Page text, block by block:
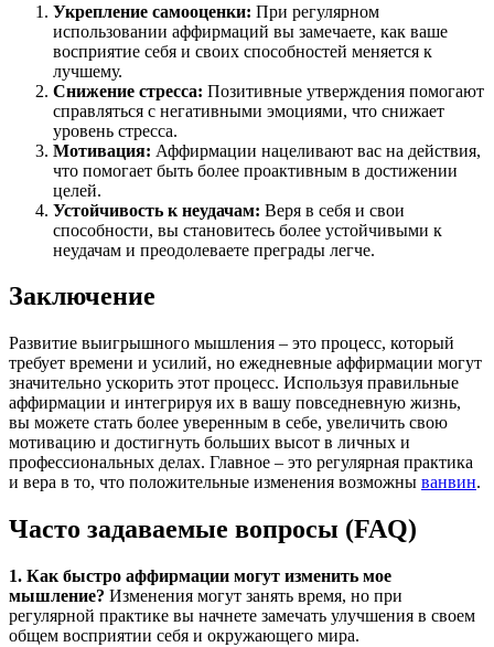
Укрепление самооценки: При регулярном
использовании аффирмаций вы замечаете, как ваше
восприятие себя и своих способностей меняется к
лучшему.
Снижение стресса: Позитивные утверждения помогают
справляться с негативными эмоциями, что снижает
уровень стресса.
Мотивация: Аффирмации нацеливают вас на действия,
что помогает быть более проактивным в достижении
целей.
Устойчивость к неудачам: Веря в себя и свои
способности, вы становитесь более устойчивыми к
неудачам и преодолеваете преграды легче.
Заключение
Развитие выигрышного мышления – это процесс, который
требует времени и усилий, но ежедневные аффирмации могут
значительно ускорить этот процесс. Используя правильные
аффирмации и интегрируя их в вашу повседневную жизнь,
вы можете стать более уверенным в себе, увеличить свою
мотивацию и достигнуть больших высот в личных и
профессиональных делах. Главное – это регулярная практика
и вера в то, что положительные изменения возможны ванвин.
Часто задаваемые вопросы (FAQ)
1. Как быстро аффирмации могут изменить мое
мышление? Изменения могут занять время, но при
регулярной практике вы начнете замечать улучшения в своем
общем восприятии себя и окружающего мира.